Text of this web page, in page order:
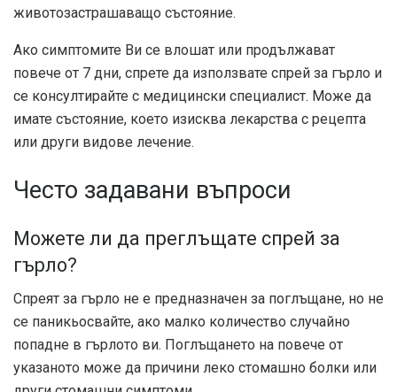
животозастрашаващо състояние.
Ако симптомите Ви се влошат или продължават
повече от 7 дни, спрете да използвате спрей за гърло и
се консултирайте с медицински специалист. Може да
имате състояние, което изисква лекарства с рецепта
или други видове лечение.
Често задавани въпроси
Можете ли да преглъщате спрей за
гърло?
Спреят за гърло не е предназначен за поглъщане, но не
се паникьосвайте, ако малко количество случайно
попадне в гърлото ви. Поглъщането на повече от
указаното може да причини леко стомашно болки или